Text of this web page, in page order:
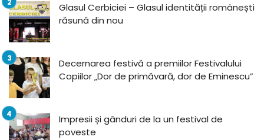
Glasul Cerbiciei – Glasul identității românești
răsună din nou
Decernarea festivă a premiilor Festivalului
Copiilor „Dor de primăvară, dor de Eminescu”
Impresii și gânduri de la un festival de
poveste